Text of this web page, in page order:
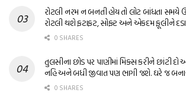
રોટલી નરમ ન બનતી હોય તો લોટ બાંધતા
રોટલી થશે ફટાફટ, સોફ્ટ અને એકદમ ફૂલીને
0 SHARES
તુલસીના છોડ પર પાણીમાં મિક્સ કરીને છાંટી
નહિ અને બધી જીવાત પણ ભાગી જશે. ઘરે જ
0 SHARES